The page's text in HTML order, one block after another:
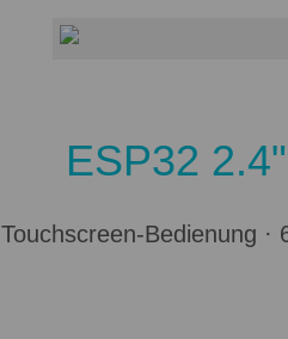
ESP32
Touchscreen-Bedienung ·